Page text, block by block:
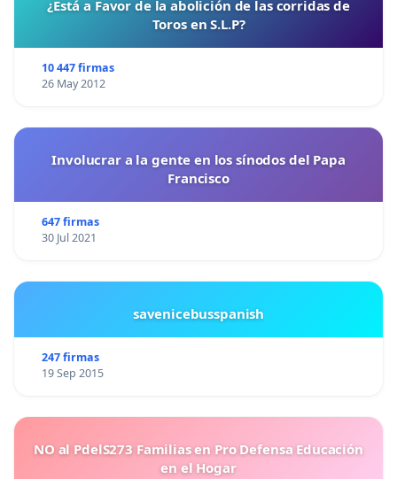
¿Está a Favor de la abolición de las corridas de
Toros en S.L.P?
10 447 firmas
26 May 2012
Involucrar a la gente en los sínodos del Papa
Francisco
647 firmas
30 Jul 2021
savenicebusspanish
247 firmas
19 Sep 2015
NO al PdelS273 Familias en Pro Defensa Educación
en el Hogar